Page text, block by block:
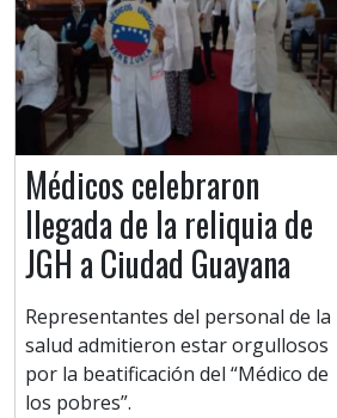
Médicos celebraron
llegada de la reliquia de
JGH a Ciudad Guayana
Representantes del personal de la
salud admitieron estar orgullosos
por la beatificación del “Médico de
los pobres”.